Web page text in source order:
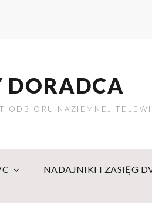
DORADCA
NAZIEMNEJ
NADAJNIKI I ZASIĘG